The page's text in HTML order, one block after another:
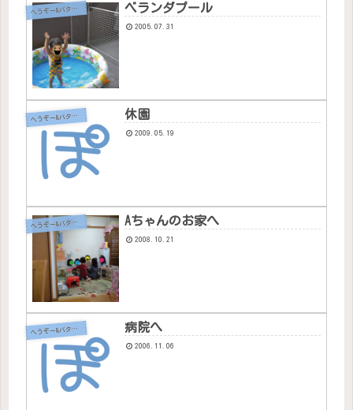
へ
うぞー&バタちゃん ベランダプール
2005.07.31
へ
うぞー&バタちゃん 休園
2009.05.19
へ
うぞー&バタちゃん Aちゃんのお家へ
2008.10.21
へ
うぞー&バタちゃん 病院へ
2006.11.06